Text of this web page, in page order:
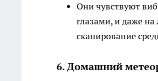
Они чувствуют
глазами, и даже на
сканирование
6. Домашний